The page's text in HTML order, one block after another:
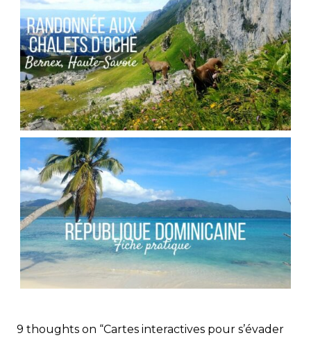
Audrey Blog,Europe
FRANCE // RANDONNÉE AU COL DES PORTES
D’OCHE
Audrey Blog,Europe
RÉPUBLIQUE DOMINICAINE // FICHE
Blog,Bons plans
9 thoughts on “Cartes interactives pour s’évader